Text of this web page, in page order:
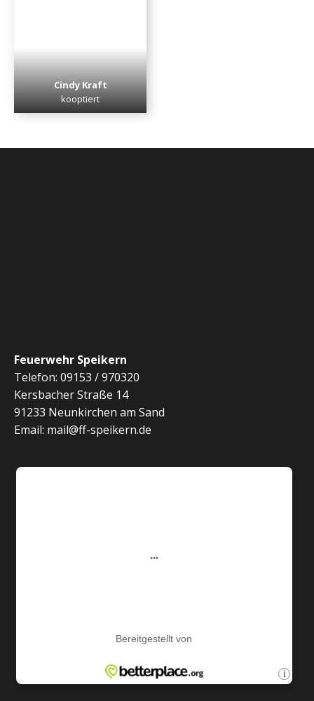
Cindy Kraft
kooptiert
Feuerwehr Speikern
Telefon: 09153 / 970320
Kersbacher Straße 14
91233 Neunkirchen am Sand
Email: mail@ff-speikern.de